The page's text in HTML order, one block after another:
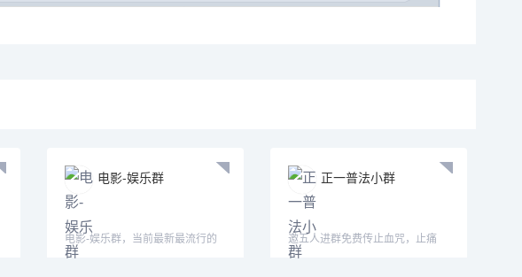
电影-娱乐群
电影-娱乐群，当前最新最流行的
电影
正一普法小群
邀五人进群免费传止血咒，止痛
法！